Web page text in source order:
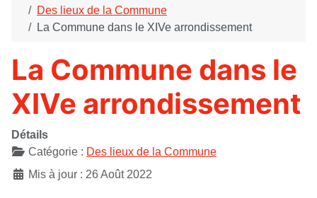
Des lieux de la Commune
La Commune dans le XIVe arrondissement
La Commune dans le
XIVe arrondissement
Détails
Catégorie : Des lieux de la Commune
Mis à jour : 26 Août 2022